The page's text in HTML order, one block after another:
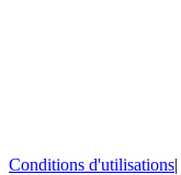
Conditions d'utilisations|